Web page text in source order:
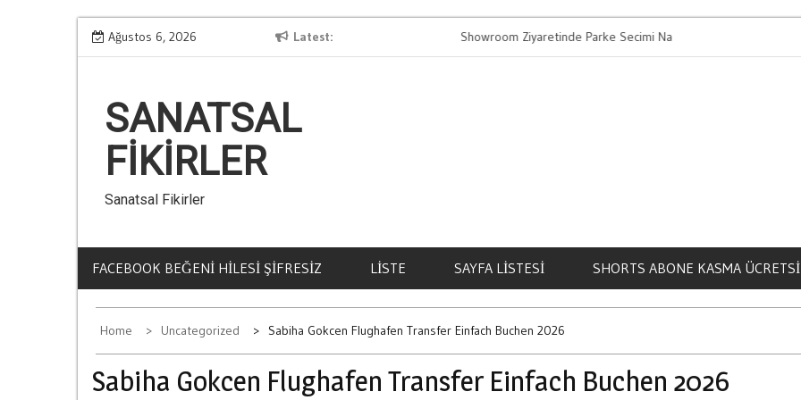
Skip
to
Ağustos 6, 2026 Latest
Kumar Borclarindan Kurtulmanin Yollari Showroom Ziyaretinde Parke Secimi Nasil Yapilir
SANATSAL
FIKIRLER
Sanatsal Fikirler
FACEBOOK BEĞENI HILESI ŞIFRESIZ LISTE SAYFA LISTESI SHORTS ABONE KASMA
Home Uncategorized Sabiha Gokcen Flughafen Transfer Einfach Buchen 2026
Sabiha Gokcen Flughafen Transfer Einfach Buchen 2026